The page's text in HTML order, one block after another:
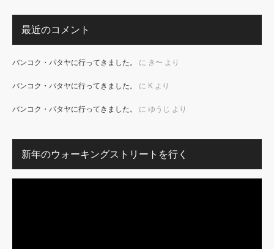
最近のコメント
バンコク・パタヤに行ってきました。 に き〜 より
バンコク・パタヤに行ってきました。 に K より
バンコク・パタヤに行ってきました。 に ゆうじ より
新年のウォーキングストリートを行く